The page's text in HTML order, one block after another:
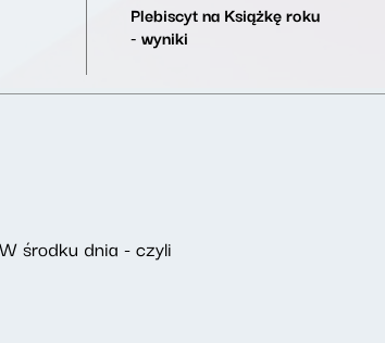
Plebiscyt na Książkę roku
- wyniki
środku dnia - czyli